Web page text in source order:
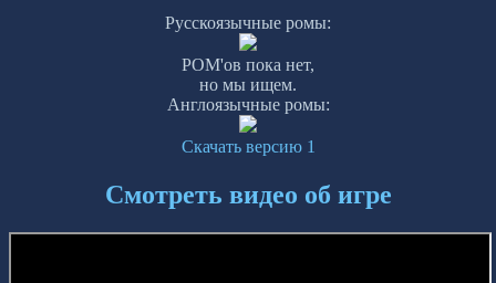
Русскоязычные ромы:
РОМ'ов пока нет,
но мы ищем.
Англоязычные ромы:
Скачать версию 1
Смотреть видео об игре